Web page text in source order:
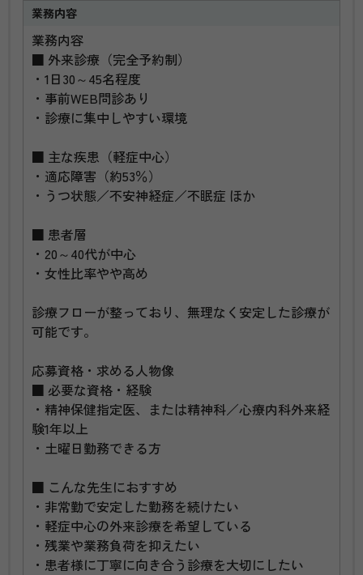
業務内容
業務内容
■ 外来診療（完全予約制）
・1日30～45名程度
・事前WEB問診あり
・診療に集中しやすい環境
■ 主な疾患（軽症中心）
・適応障害（約53％）
・うつ状態／不安神経症／不眠症 ほか
■ 患者層
・20～40代が中心
・女性比率やや高め
診療フローが整っており、無理なく安定した診療が
可能です。
応募資格・求める人物像
■ 必要な資格・経験
・精神保健指定医、または精神科／心療内科外来経
験1年以上
・土曜日勤務できる方
■ こんな先生におすすめ
・非常勤で安定した勤務を続けたい
・軽症中心の外来診療を希望している
・残業や業務負荷を抑えたい
・患者様に丁寧に向き合う診療を大切にしたい